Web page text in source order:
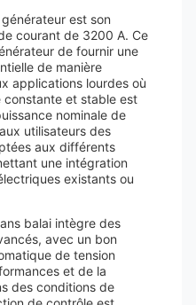
est son
courant de 3200 A. Ce
de fournir une
de manière
applications lourdes où
constante et stable est
nominale de
utilisateurs des
aux différents
une intégration
existants ou
balai intègre des
avec un bon
de tension
et de la
des conditions de